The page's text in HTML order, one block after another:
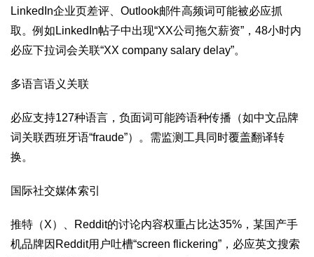
LinkedIn企业页差评、Outlook邮件高频词可能被必应抓
取。例如LinkedIn帖子中出现“XX公司拖欠薪资”，48小时内
必应下拉词会关联“XX company salary delay”。
多语言语义关联‌
必应支持127种语言，负面词可能跨语种传播（如中文品牌
词关联西班牙语“fraude”）。需监测工具同时覆盖翻译转
换。
国际社交媒体索引‌
推特（X）、Reddit的讨论内容权重占比达35%，某国产手
机品牌因Reddit用户吐槽“screen flickering”，必应英文搜索